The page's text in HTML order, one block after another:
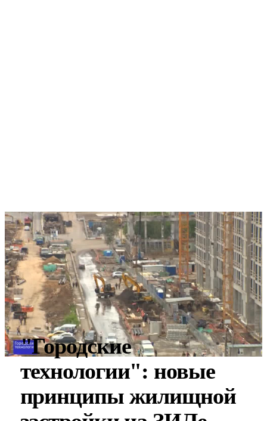
"Городские
технологии": новые
принципы жилищной